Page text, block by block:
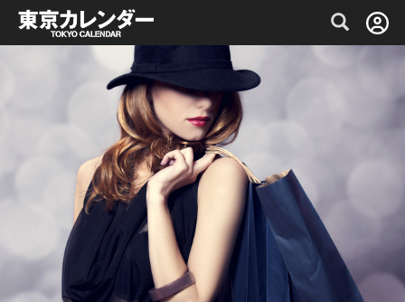
グルメ情報・プレミアムレストラン予約